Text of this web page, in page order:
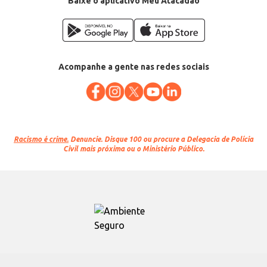
Acompanhe a gente nas redes sociais
Racismo é crime. Denuncie. Disque 100 ou procure a Delegacia de Polícia
Civil mais próxima ou o Ministério Público.